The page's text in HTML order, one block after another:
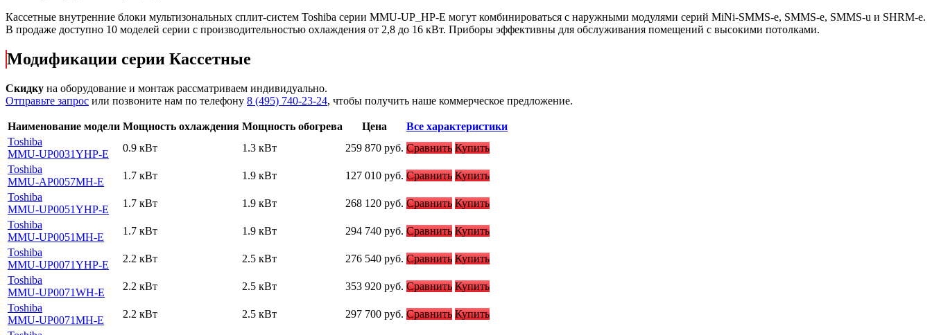
Кассетные внутренние блоки мультизональных сплит-систем Toshiba серии MMU-UP_HP-E могут комбинироваться с наружными модулями серий MiNi-SMMS-e, SMMS-e, SMMS-u и SHRM-e.
В продаже доступно 10 моделей серии с производительностью охлаждения от 2,8 до 16 кВт. Приборы эффективны для обслуживания помещений с высокими потолками.
Модификации серии Кассетные
Скидку на оборудование и монтаж рассматриваем индивидуально.
Отправьте запрос или позвоните нам по телефону 8 (495) 740-23-24, чтобы получить наше коммерческое предложение.
Наименование модели Мощность охлаждения Мощность обогрева Цена
Все характеристики
Toshiba
MMU-UP0031YHP-E
0.9 кВт 1.3 кВт 259 870 руб. Сравнить Купить
Toshiba
MMU-AP0057MH-E
1.7 кВт 1.9 кВт 127 010 руб. Сравнить Купить
Toshiba
MMU-UP0051YHP-E
1.7 кВт 1.9 кВт 268 120 руб. Сравнить Купить
Toshiba
MMU-UP0051MH-E
1.7 кВт 1.9 кВт 294 740 руб. Сравнить Купить
Toshiba
MMU-UP0071YHP-E
2.2 кВт 2.5 кВт 276 540 руб. Сравнить Купить
Toshiba
MMU-UP0071WH-E
2.2 кВт 2.5 кВт 353 920 руб. Сравнить Купить
Toshiba
MMU-UP0071MH-E
2.2 кВт 2.5 кВт 297 700 руб. Сравнить Купить